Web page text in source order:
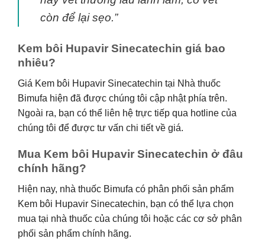
còn để lại sẹo.”
Kem bôi Hupavir Sinecatechin giá bao
nhiêu?
Giá Kem bôi Hupavir Sinecatechin tại Nhà thuốc
Bimufa hiện đã được chúng tôi cập nhật phía trên.
Ngoài ra, bạn có thể liên hệ trực tiếp qua hotline của
chúng tôi để được tư vấn chi tiết về giá.
Mua Kem bôi Hupavir Sinecatechin ở đâu
chính hãng?
Hiện nay, nhà thuốc Bimufa có phân phối sản phẩm
Kem bôi Hupavir Sinecatechin, bạn có thể lựa chọn
mua tại nhà thuốc của chúng tôi hoặc các cơ sở phân
phối sản phẩm chính hãng.